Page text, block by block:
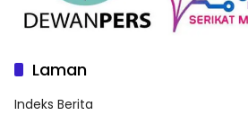
Laman
Indeks Berita